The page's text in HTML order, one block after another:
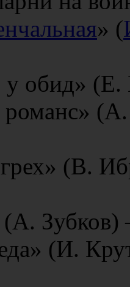
» (
у обид»
романс»
(В.
(А.
(И.